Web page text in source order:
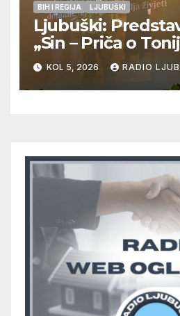
BIH I REGIJA LJUBUŠKI
Ljubuški:
„Sin – Priča o
Zdenka Hercega
KOL 5, 2026 RADIO